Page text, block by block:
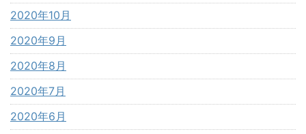
2020年10月
2020年9月
2020年8月
2020年7月
2020年6月